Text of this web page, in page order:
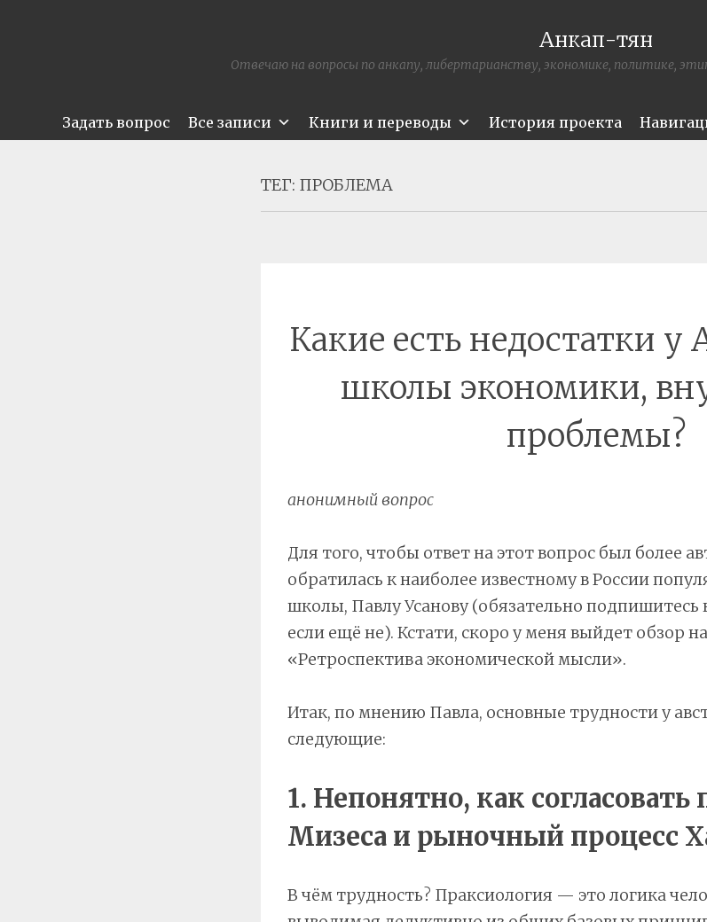
Анкап-тян
Отвечаю на вопросы по анкапу, либертарианству, экономике, политике,
Задать вопрос Все записи Книги и переводы История проекта
ТЕГ: ПРОБЛЕМА
Какие есть недостатки у
школы экономики,
проблемы?
анонимный вопрос
Для того, чтобы ответ на этот вопрос был более
обратилась к наиболее известному в России
школы, Павлу Усанову (обязательно подпишитесь
если ещё не). Кстати, скоро у меня выйдет обзор
«Ретроспектива экономической мысли».
Итак, по мнению Павла, основные трудности у
следующие:
1. Непонятно, как
Мизеса и рыночный процесс
В чём трудность? Праксиология — это логика